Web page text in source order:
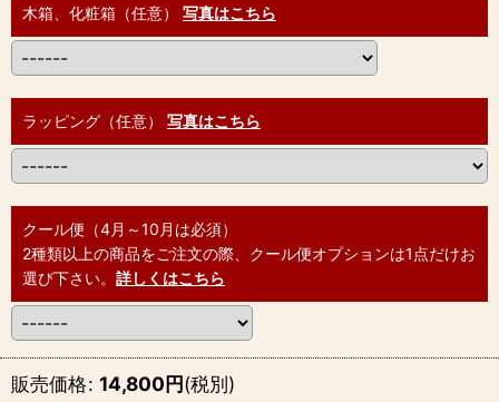
木箱、化粧箱（任意） 写真はこちら
ラッピング（任意） 写真はこちら
クール便（4月～10月は必須）
2種類以上の商品をご注文の際、クール便オプションは1点だけお
選び下さい。 詳しくはこちら
販売価格: 14,800円(税別)